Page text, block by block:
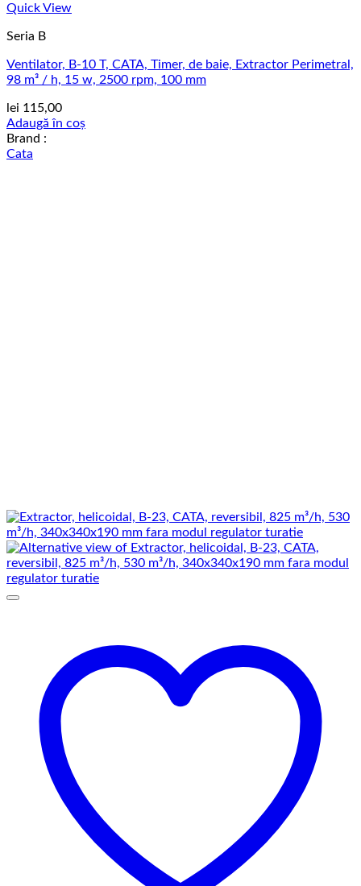
Quick View
Seria B
Ventilator, B-10 T, CATA, Timer, de baie, Extractor Perimetral,
98 m³ / h, 15 w, 2500 rpm, 100 mm
lei 115,00
Adaugă în coș
Brand :
Cata